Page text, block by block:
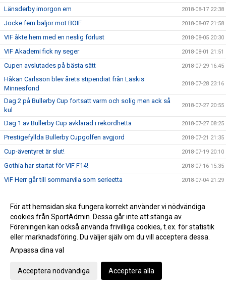
Länsderby imorgon em 2018-08-17 22:38
Jocke fem baljor mot BOIF 2018-08-07 21:58
VIF åkte hem med en neslig förlust 2018-08-05 20:30
VIF Akademi fick ny seger 2018-08-01 21:51
Cupen avslutades på bästa sätt 2018-07-29 16:45
Håkan Carlsson blev årets stipendiat från Läskis
Minnesfond
2018-07-28 23:16
Dag 2 på Bullerby Cup fortsatt varm och solig men ack så
kul
2018-07-27 20:55
Dag 1 av Bullerby Cup avklarad i rekordhetta 2018-07-27 08:25
Prestigefyllda Bullerby Cupgolfen avgjord 2018-07-21 21:35
Cup-äventyret är slut! 2018-07-19 20:10
Gothia har startat för VIF F14! 2018-07-16 15:35
VIF Herr går till sommarvila som serieetta 2018-07-04 21:29
VIF Akademi vilar inte i helgen UPPDATERAT= INSTÄLLD 2018-06-22 21:27
VIF i fortsatt serieledning, slog Tenhult borta 2018-06-20 23:18
SMÅLANDSDERBY I ETTAN!! 2018-06-18 21:31
VIF bjöd in våra 50 årsjubilarer och 30-årsmedlemmar
VIF tog hem segern och klev upp på position ett i tabellen
För att hemsidan ska fungera korrekt använder vi nödvändiga
cookies från SportAdmin. Dessa går inte att stänga av.
Föreningen kan också använda frivilliga cookies, t.ex. för statistik
eller marknadsföring. Du väljer själv om du vill acceptera dessa.
Anpassa dina val
Acceptera nödvändiga Acceptera alla